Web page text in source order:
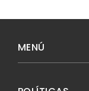
MENÚ